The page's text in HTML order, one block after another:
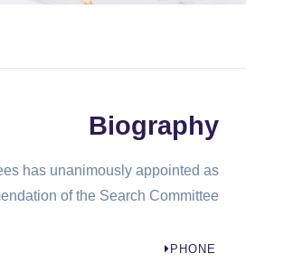
Biography
has unanimously appointed as
of the Search Committee.
PHONE